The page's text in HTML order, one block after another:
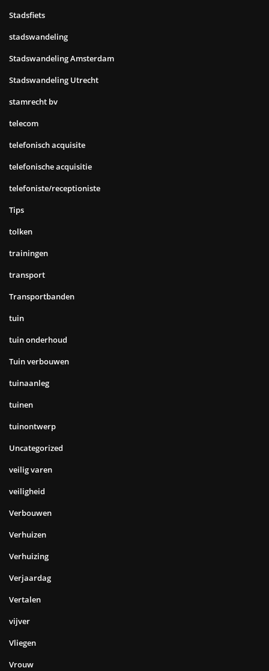
Stadsfiets
stadswandeling
Stadswandeling Amsterdam
Stadswandeling Utrecht
stamrecht bv
telecom
telefonisch acquisite
telefonische acquisitie
telefoniste/receptioniste
Tips
tolken
trainingen
transport
Transportbanden
tuin
tuin onderhoud
Tuin verbouwen
tuinaanleg
tuinen
tuinontwerp
Uncategorized
veilig varen
veiligheid
Verbouwen
Verhuizen
Verhuizing
Verjaardag
Vertalen
vijver
Vliegen
Vrouw